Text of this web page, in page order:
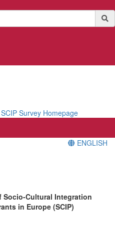
Survey Homepage
ENGLISH
Socio-Cultural Integration
in Europe (SCIP)